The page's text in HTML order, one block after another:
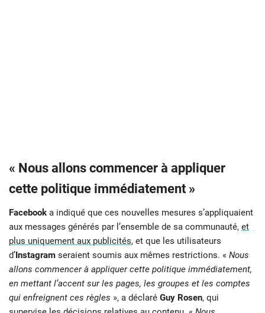
« Nous allons commencer à appliquer
cette politique immédiatement »
Facebook a indiqué que ces nouvelles mesures s’appliquaient
aux messages générés par l’ensemble de sa communauté, et
plus uniquement aux publicités, et que les utilisateurs
d’Instagram seraient soumis aux mêmes restrictions. « Nous
allons commencer à appliquer cette politique immédiatement,
en mettant l’accent sur les pages, les groupes et les comptes
qui enfreignent ces règles », a déclaré Guy Rosen, qui